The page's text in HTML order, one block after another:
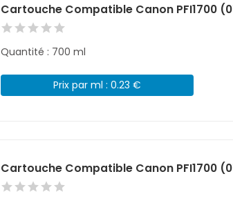
Cartouche Compatible Canon PFI1700
Quantité : 700 ml
Prix par ml : 0.23 €
Cartouche Compatible Canon PFI1700